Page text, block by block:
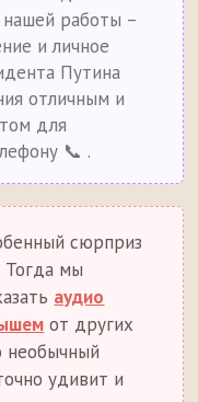
нашей работы –
и личное
Путина
отличным и
для
📞 .
сюрприз
Тогда мы
аудио
от других
необычный
удивит и